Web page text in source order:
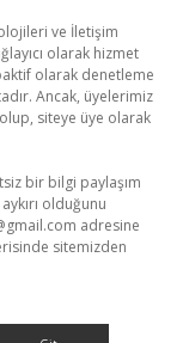
ve İletişim
olarak hizmet
olarak denetleme
Ancak, üyelerimiz
siteye üye olarak
bir bilgi paylaşım
olduğunu
adresine
sitemizden